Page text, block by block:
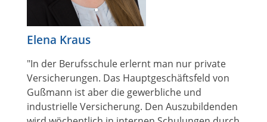
Elena Kraus
"In der Berufsschule erlernt man nur private
Versicherungen. Das Hauptgeschäftsfeld von
Gußmann ist aber die gewerbliche und
industrielle Versicherung. Den Auszubildenden